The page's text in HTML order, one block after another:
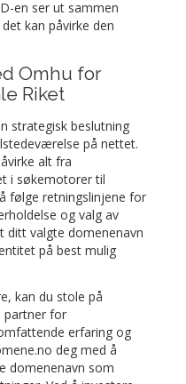
en ser ut sammen
kan påvirke den
Omhu for
Riket
strategisk beslutning
på nettet.
alt fra
i søkemotorer til
følge retningslinjene for
og valg av
ditt valgte domenenavn
på best mulig
kan du stole på
partner for
erfaring og
deg med å
domenenavn som